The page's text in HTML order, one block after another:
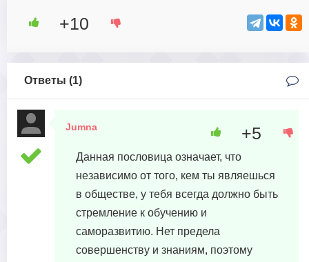
+10
Ответы (1)
Jumna
Данная пословица означает, что
независимо от того, кем ты являешься
в обществе, у тебя всегда должно быть
стремление к обучению и
саморазвитию. Нет предела
совершенству и знаниям, поэтому
+5